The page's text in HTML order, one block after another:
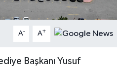
A- A+
Başkanı Yusuf